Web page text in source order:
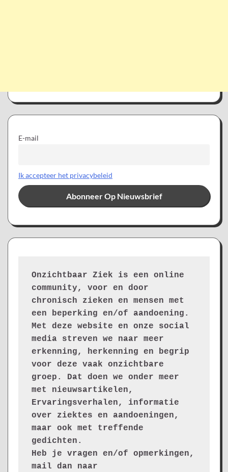
E-mail
Ik accepteer het privacybeleid
Onzichtbaar Ziek is een online
community, voor en door
chronisch zieken en mensen met
een beperking en/of aandoening.
Met deze website en onze social
media streven we naar meer
erkenning, herkenning en begrip
voor deze vaak onzichtbare
groep. Dat doen we onder meer
met nieuwsartikelen,
Ervaringsverhalen, informatie
over ziektes en aandoeningen,
maar ook met treffende
gedichten.
Heb je vragen en/of opmerkingen,
mail dan naar